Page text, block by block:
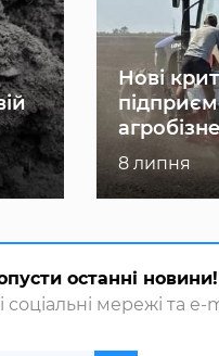
Нові
8 липня
останні новини!
мережі та e-